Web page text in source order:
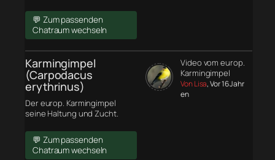
💬 Zum passenden
Chatraum wechseln
Karmingimpel
(Carpodacus
erythrinus)
Der europ. Karmingimpel
seine Haltung und Zucht.
💬 Zum passenden
Chatraum wechseln
Video vom europ.
Karmingimpel
Von Lisa, Vor 16 Jahr
en